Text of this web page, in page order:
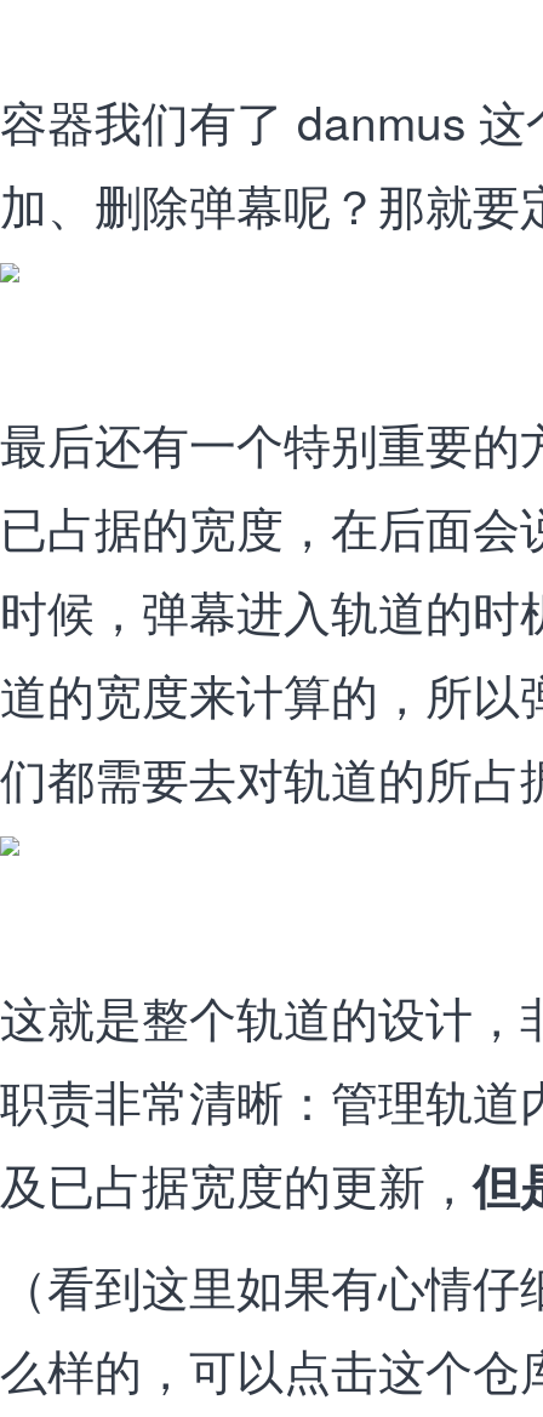
容器我们有了 danmus
加、删除弹幕呢？那就要
最后还有一个特别重要的
已占据的宽度，在后面
时候，弹幕进入轨道的
道的宽度来计算的，所
们都需要去对轨道的所
这就是整个轨道的设计
职责非常清晰：管理轨道
及已占据宽度的更新，但
（看到这里如果有心情
么样的，可以点击这个仓